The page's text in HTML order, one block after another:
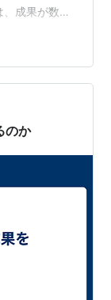
成果が数字
会社の給与
界があるこ
、営業系職種
だし、営業職
、広告営業
のか